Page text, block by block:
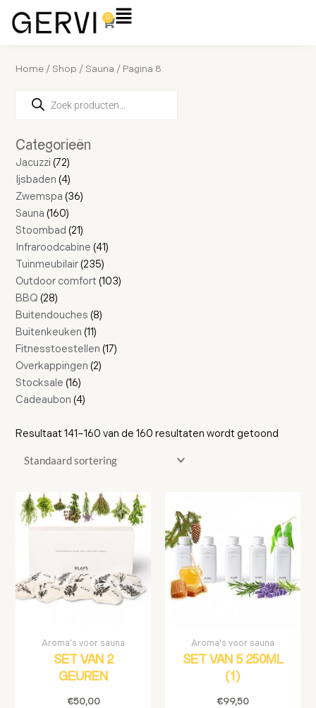
naar
0
Winkelwagen
Flyout
Home /Shop /Sauna / Pagina 8
zoeken
Categorieën
Jacuzzi 72
producten
Ijsbaden 4
producten
Zwemspa 36
producten
Sauna 160
producten
Stoombad 21
producten
Infraroodcabine 41
producten
Tuinmeubilair 235
producten
Outdoor comfort 103
producten
BBQ 28
producten
Buitendouches 8
producten
Buitenkeuken 11
producten
Fitnesstoestellen 17
producten
Overkappingen 2
producten
Stocksale 16
producten
Cadeaubon 4
producten
Resultaat 141–160 van de 160 resultaten wordt getoond
Aroma's voor sauna
SET VAN 2
GEUREN
€50,00
Aroma's voor sauna
SET VAN 5 250ML
(1)
€99,50